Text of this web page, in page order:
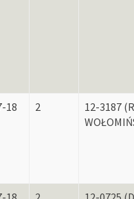
18
2
12-3187